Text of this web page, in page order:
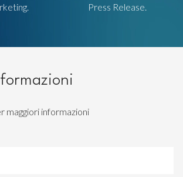
Press Release.
maggiori informazioni